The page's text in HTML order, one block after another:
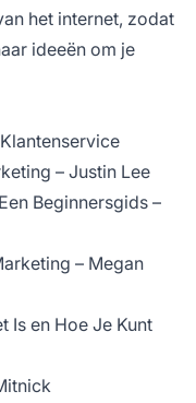
het internet, zodat
ideeën om je
– Justin Lee
Beginnersgids–
– Megan
Is en Hoe Je Kunt